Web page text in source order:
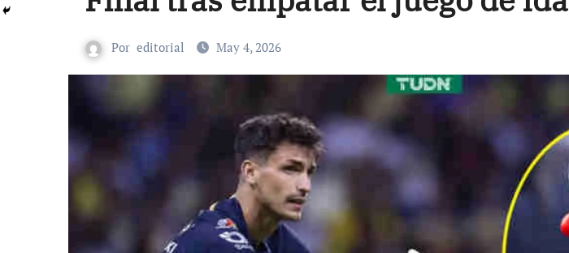
Por editorial May 4, 2026